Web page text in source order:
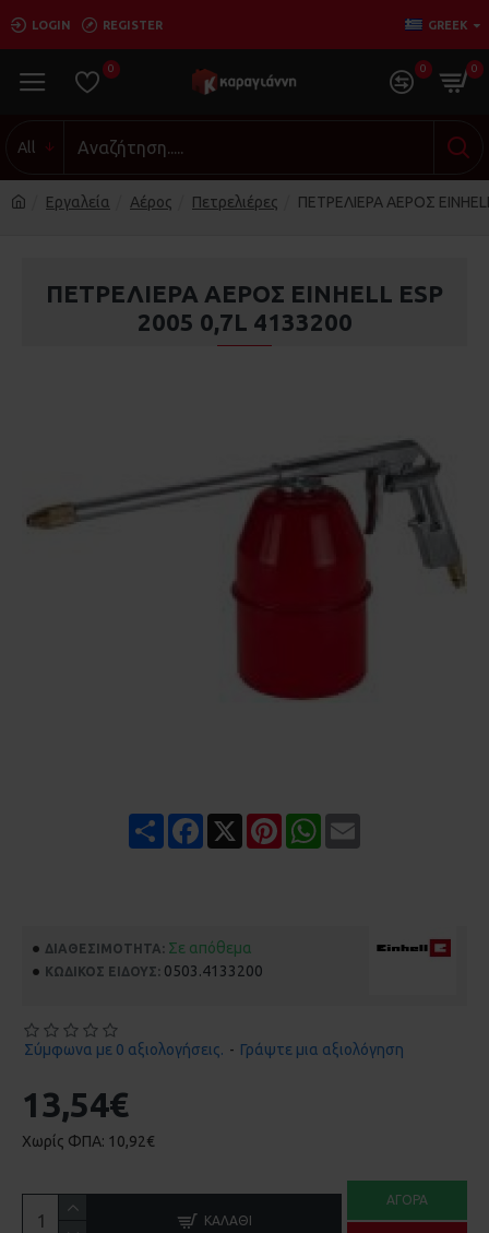
LOGIN REGISTER GREEK
0 0 0
All
Εργαλεία Αέρος Πετρελιέρες ΠΕΤΡΕΛΙΕΡΑ ΑΕΡΟΣ
ΠΕΤΡΕΛΙΕΡΑ ΑΕΡΟΣ EINHELL ESP
2005 0,7L 4133200
Share Facebook PinterestWhatsApp
ΔΙΑΘΕΣΙΜΌΤΗΤΑ: Σε απόθεμα
ΚΩΔΙΚΌΣ ΕΊΔΟΥΣ: 0503.4133200
Σύμφωνα με 0 αξιολογήσεις. - Γράψτε μια αξιολόγηση
13,54€
Χωρίς ΦΠΑ: 10,92€
ΚΑΛΆΘΙ
ΑΓΟΡΆ